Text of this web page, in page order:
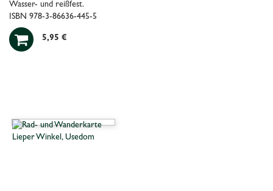
Wasser- und reißfest.
ISBN 978-3-86636-445-5
 5,95 €